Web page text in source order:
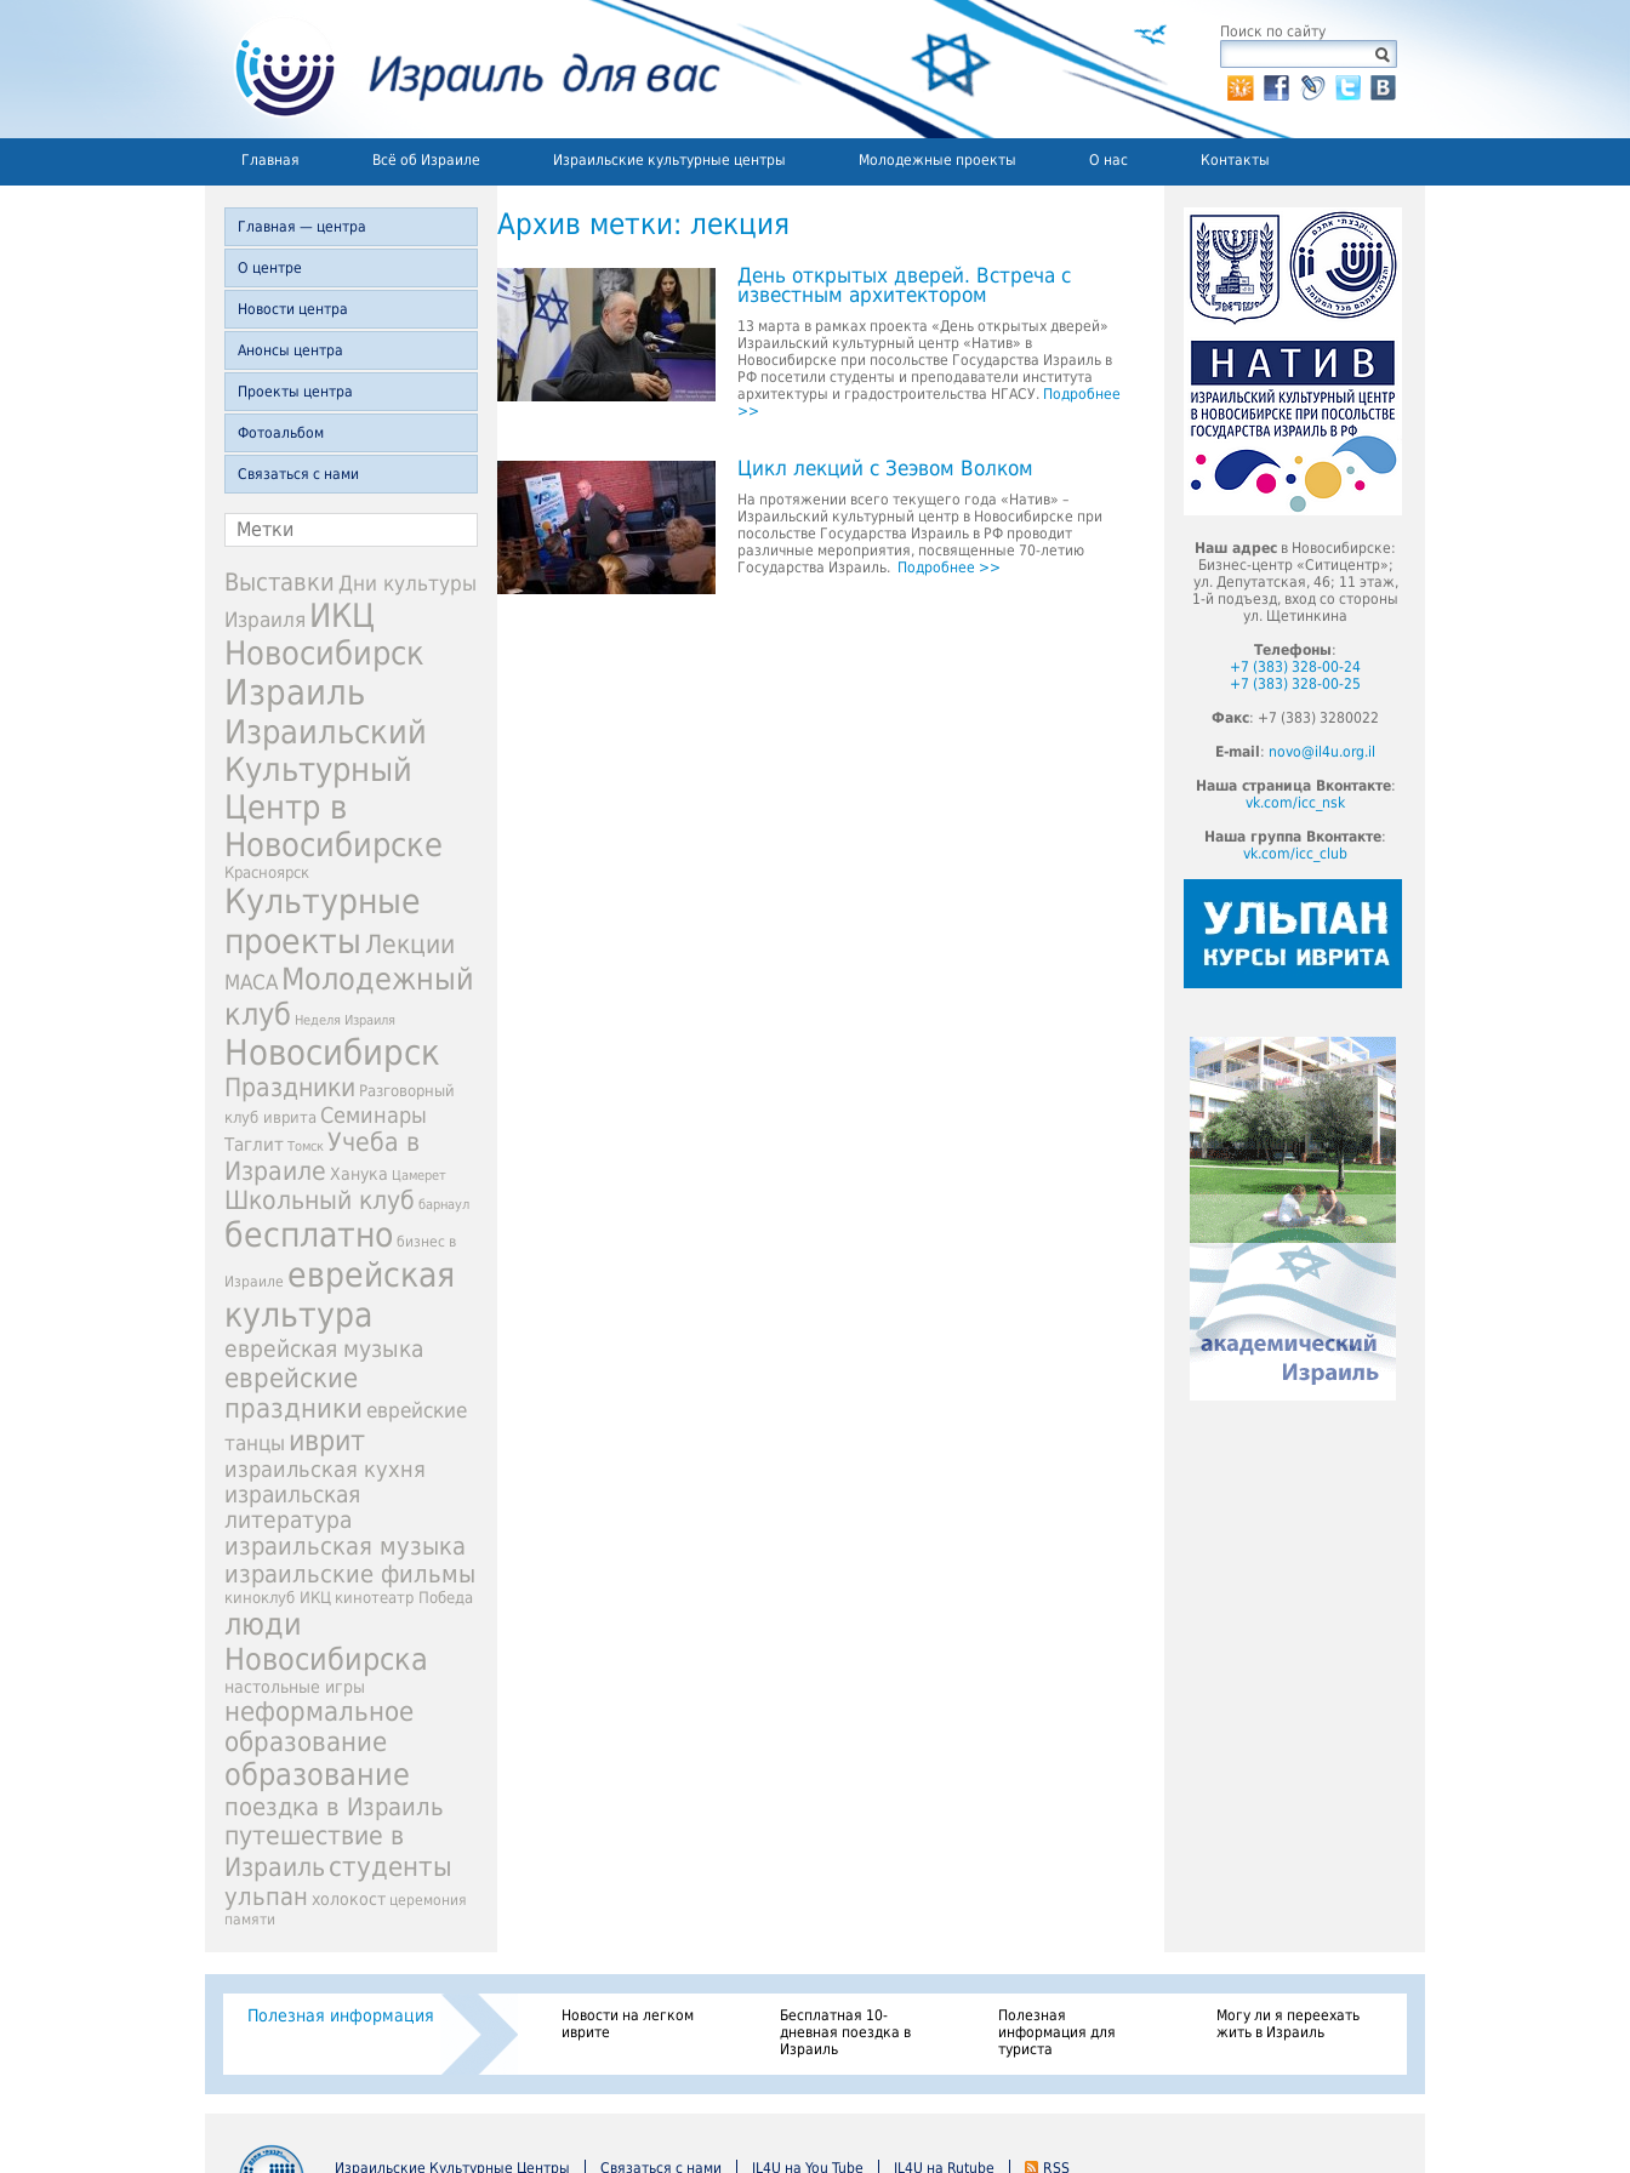
Поиск по сайту
Главная Всё об Израиле Израильские культурные центры Молодежные проекты О нас Контакты
Главная — центра
О центре
Новости центра
Анонсы центра
Проекты центра
Фотоальбом
Связаться с нами
Метки
Выставки Дни культуры
Израиля ИКЦ
Новосибирск
Израиль
Израильский
Культурный
Центр в
Новосибирске
Красноярск
Культурные
проекты Лекции
МАСА Молодежный
клуб Неделя Израиля
Новосибирск
Праздники Разговорный
клуб иврита Семинары
Таглит Томск Учеба в
Израиле Ханука Цамерет
Школьный клуб барнаул
бесплатно бизнес в
Израиле еврейская
культура
еврейская музыка
еврейские
праздники еврейские
танцы иврит
израильская кухня
израильская
литература
израильская музыка
израильские фильмы
киноклуб ИКЦ кинотеатр Победа
люди
Новосибирска
настольные игры
неформальное
образование
образование
поездка в Израиль
путешествие в
Израиль студенты
ульпан холокост церемония
памяти
Архив метки: лекция
День открытых дверей. Встреча с
известным архитектором
13 марта в рамках проекта «День открытых дверей»
Израильский культурный центр «Натив» в
Новосибирске при посольстве Государства Израиль в
РФ посетили студенты и преподаватели института
архитектуры и градостроительства НГАСУ. Подробнее
>>
Цикл лекций с Зеэвом Волком
На протяжении всего текущего года «Натив» –
Израильский культурный центр в Новосибирске при
посольстве Государства Израиль в РФ проводит
различные мероприятия, посвященные 70-летию
Государства Израиль. Подробнее >>
Наш адрес в Новосибирске:
Бизнес-центр «Ситицентр»;
ул. Депутатская, 46; 11 этаж,
1-й подъезд, вход со стороны
ул. Щетинкина
Телефоны:
+7 (383) 328-00-24
+7 (383) 328-00-25
Факс: +7 (383) 3280022
E-mail : novo@il4u.org.il
Наша страница Вконтакте:
vk.com/icc_nsk
Наша группа Вконтакте:
vk.com/icc_club
Полезная информация
Новости на легком
иврите
Бесплатная 10-
дневная поездка в
Израиль
Полезная
информация для
туриста
Могу ли я переехать
жить в Израиль
Израильские Культурные Центры Связаться с нами IL4U на You Tube IL4U на Rutube RSS